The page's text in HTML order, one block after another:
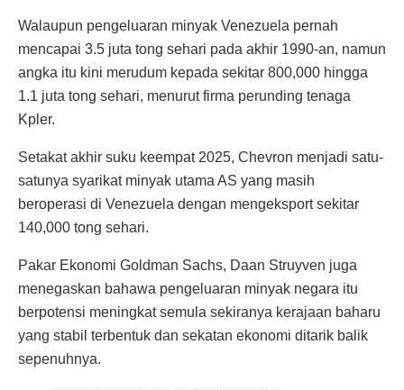
Walaupun pengeluaran minyak Venezuela pernah
mencapai 3.5 juta tong sehari pada akhir 1990-an, namun
angka itu kini merudum kepada sekitar 800,000 hingga
1.1 juta tong sehari, menurut firma perunding tenaga
Kpler.
Setakat akhir suku keempat 2025, Chevron menjadi satu-
satunya syarikat minyak utama AS yang masih
beroperasi di Venezuela dengan mengeksport sekitar
140,000 tong sehari.
Pakar Ekonomi Goldman Sachs, Daan Struyven juga
menegaskan bahawa pengeluaran minyak negara itu
berpotensi meningkat semula sekiranya kerajaan baharu
yang stabil terbentuk dan sekatan ekonomi ditarik balik
sepenuhnya.